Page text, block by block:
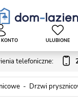
telefoniczne:
KONTO ULUBIONE
Drzwi